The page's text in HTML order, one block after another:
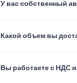
У вас собственный
Какой объем вы
Вы работаете с НДС